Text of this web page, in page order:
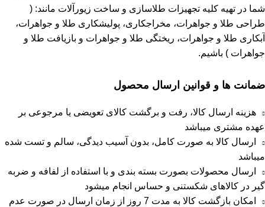
شما در تهیه کلیه تجهیزات طلاسازی و ساخت زیورآلات مانند: (
طراحی طلا و جواهرات، مخراجکاری، پولیشکاری طلا و جواهرات،
آبکاری طلا و جواهرات، ریختگی طلا و جواهرات و بازیافت طلا و
جواهرات ) باشیم.
ضمانت ها و قوانین ارسال محصول
هزینه ارسال کالا، رفت و برگشت کالای تعویضی یا مرجوعی بر
عهده مشتری میباشد
ارسال کالا به صورت کامل، بدون آسیب دیدگی، سالم و تست شده
میباشد
ارسال محصولات بصورت بسته بندی و با استفاده از لفافه و ضربه
گیر در کالاهای شکستنی و حساس انجام میشود
امکان بازگشت کالا به مدت 7 روز از زمان ارسال در صورت عدم